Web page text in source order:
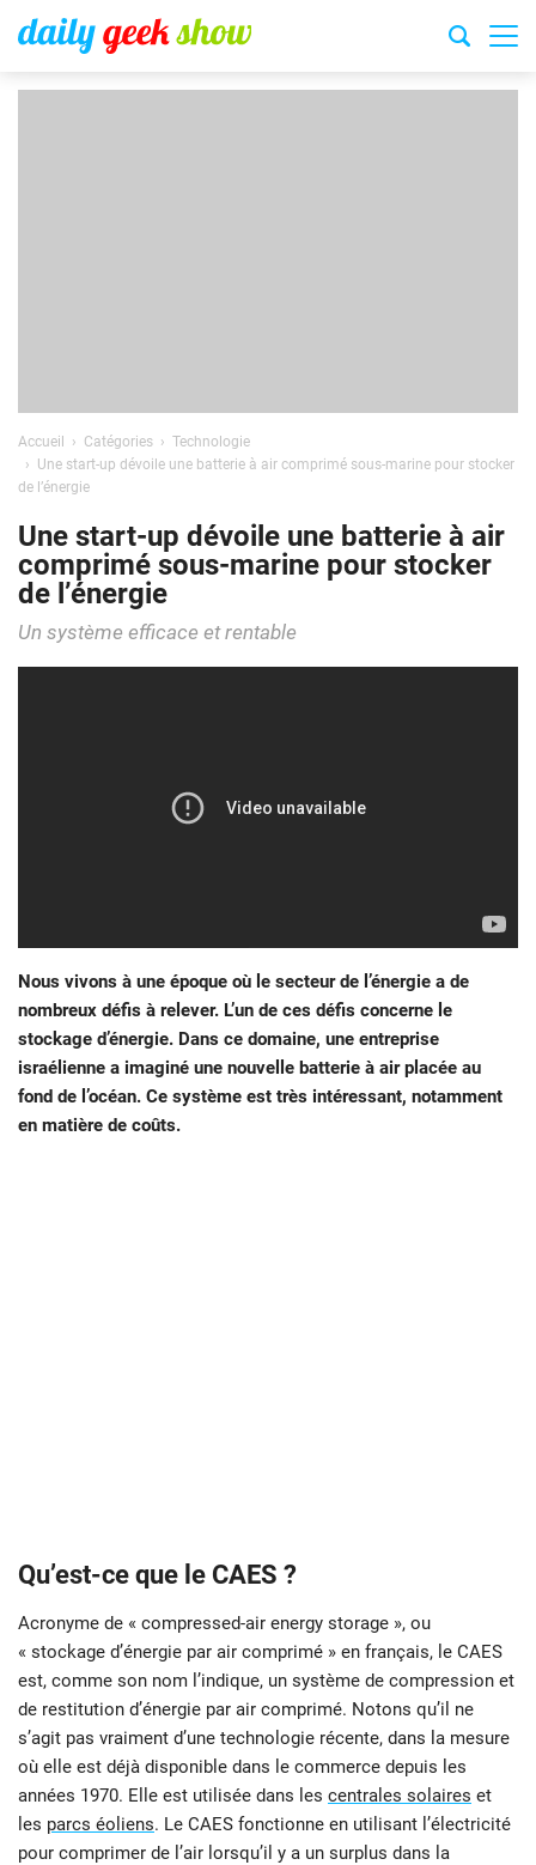
Accueil Catégories
Technologie
Une start-up dévoile une batterie à air comprimé sous-marine pour stocker
de l’énergie
Une start-up dévoile une batterie à air
comprimé sous-marine pour stocker
de l’énergie
Un système efficace et rentable
Nous vivons à une époque où le secteur de l’énergie a de
nombreux défis à relever. L’un de ces défis concerne le
stockage d’énergie. Dans ce domaine, une entreprise
israélienne a imaginé une nouvelle batterie à air placée au
fond de l’océan. Ce système est très intéressant, notamment
en matière de coûts.
Qu’est-ce que le CAES ?
Acronyme de « compressed-air energy storage », ou
« stockage d’énergie par air comprimé » en français, le CAES
est, comme son nom l’indique, un système de compression et
de restitution d’énergie par air comprimé. Notons qu’il ne
s’agit pas vraiment d’une technologie récente, dans la mesure
où elle est déjà disponible dans le commerce depuis les
années 1970. Elle est utilisée dans les centrales solaires et
les parcs éoliens. Le CAES fonctionne en utilisant l’électricité
pour comprimer de l’air lorsqu’il y a un surplus dans la